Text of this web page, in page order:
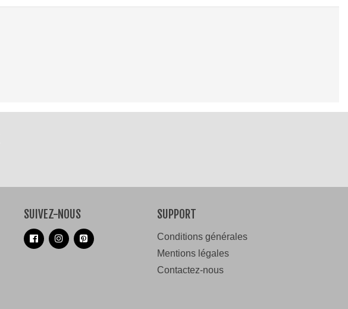
SUIVEZ-NOUS SUPPORT
Conditions générales
Mentions légales
Contactez-nous